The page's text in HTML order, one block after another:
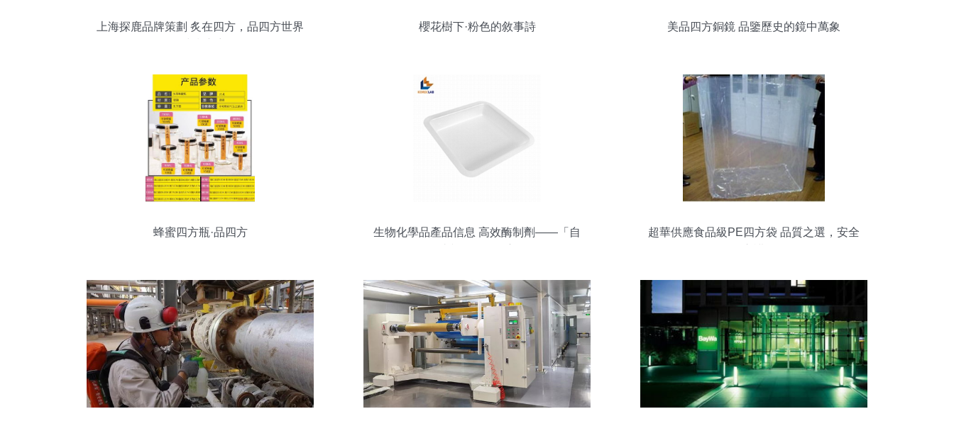
上海探鹿品牌策劃 炙在四方，品四方世界
櫻花樹下·粉色的敘事詩 美品四方銅鏡 品鑒歷史的鏡中萬象
蜂蜜四方瓶·品四方
生物化學品產品信息 高效酶制劑——「自
超華供應食品級PE四方袋 品質之選，安全